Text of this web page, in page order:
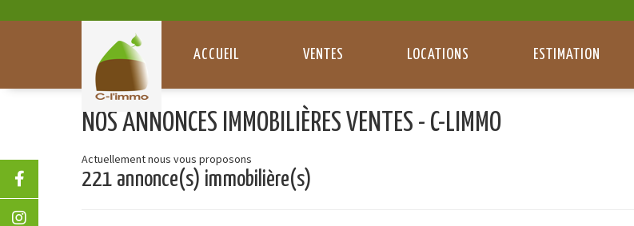
ACCUEIL VENTES LOCATIONS ESTIMATION
NOS ANNONCES IMMOBILIÈRES VENTES - C-LIMMO
Actuellement nous vous proposons
221 annonce(s) immobilière(s)